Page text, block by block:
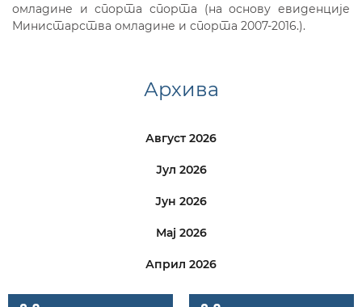
омладине и спорта спорта (на основу евиденције
Министарства омладине и спорта 2007-2016.).
Архива
Август 2026
Јул 2026
Јун 2026
Мај 2026
Април 2026